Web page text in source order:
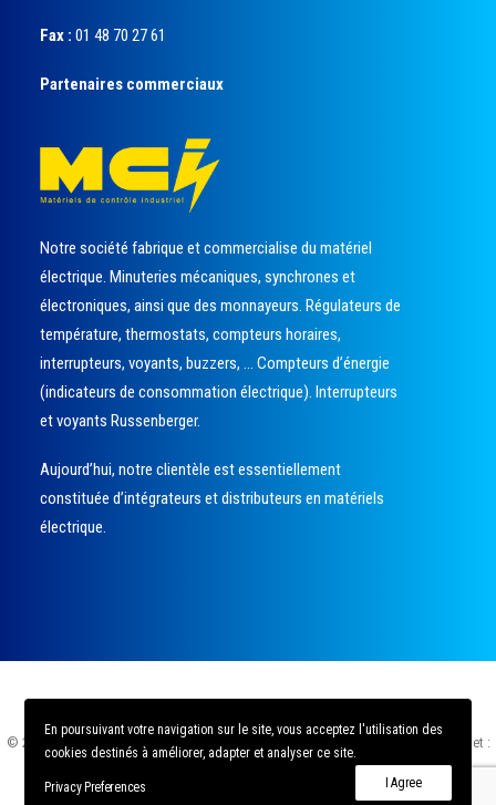
Fax : 01 48 70 27 61
Partenaires commerciaux
Notre société fabrique et commercialise du matériel
électrique. Minuteries mécaniques, synchrones et
électroniques, ainsi que des monnayeurs. Régulateurs de
température, thermostats, compteurs horaires,
interrupteurs, voyants, buzzers, … Compteurs d’énergie
(indicateurs de consommation électrique). Interrupteurs
et voyants Russenberger.
Aujourd’hui, notre clientèle est essentiellement
constituée d’intégrateurs et distributeurs en matériels
électrique.
© 2021 MCI – Compteur électrique. | Tous droits réservés. Création de site internet :
Politique de confidentialité
En poursuivant votre navigation sur le site, vous acceptez l'utilisation des
cookies destinés à améliorer, adapter et analyser ce site.
Privacy Preferences I Agree